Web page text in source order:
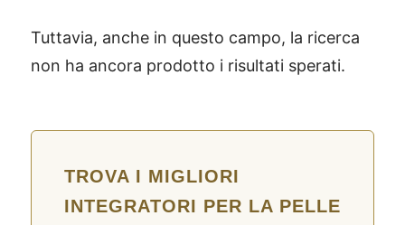
Tuttavia, anche in questo campo, la ricerca
non ha ancora prodotto i risultati sperati.
TROVA I MIGLIORI
INTEGRATORI PER LA PELLE